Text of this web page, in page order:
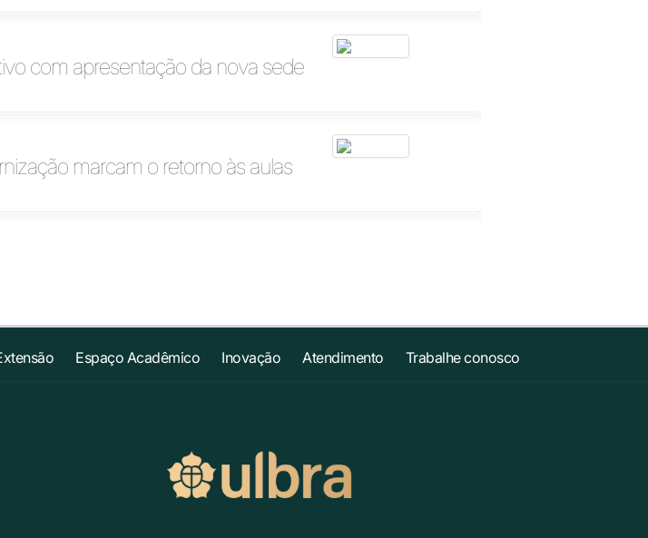
com apresentação da nova sede
marcam o retorno às aulas
Espaço Acadêmico Inovação Atendimento Trabalhe conosco